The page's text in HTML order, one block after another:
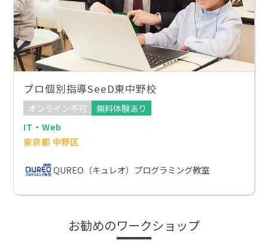
プロ個別指導SeeD東中野校
オンライン不可
無料体験あり
IT・Web
東京都 中野区
QUREO（キュレオ）プログラミング教室
お勧めのワークショップ